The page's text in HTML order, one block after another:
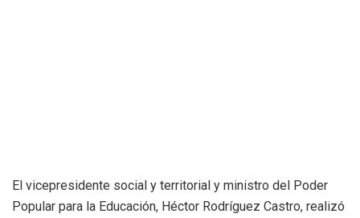
El vicepresidente social y territorial y ministro del Poder
Popular para la Educación, Héctor Rodríguez Castro, realizó